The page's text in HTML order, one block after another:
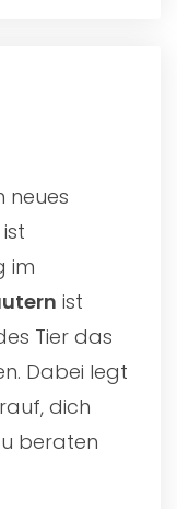
neues
im
ist
Tier das
Dabei legt
dich
beraten